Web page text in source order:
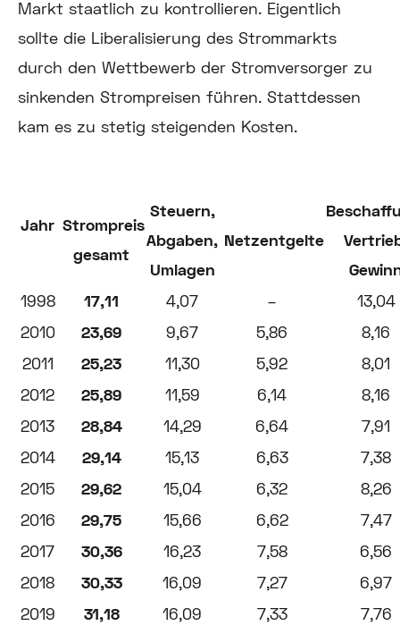
Markt staatlich zu kontrollieren. Eigentlich
sollte die Liberalisierung des Strommarkts
durch den Wettbewerb der Stromversorger zu
sinkenden Strompreisen führen. Stattdessen
kam es zu stetig steigenden Kosten.
Jahr Strompreis
gesamt
Steuern,
Abgaben,
Umlagen
Netzentgelte
1998
17,11 4,07 –
13,04
2010
23,69 9,67 5,86
8,16
2011
25,23 11,30 5,92
8,01
2012
25,89 11,59 6,14
8,16
2013
28,84 14,29 6,64
7,91
2014
29,14 15,13 6,63
7,38
2015
29,62 15,04 6,32
8,26
2016
29,75 15,66 6,62
7,47
2017
30,36 16,23 7,58
6,56
2018
30,33 16,09 7,27
6,97
2019
31,18 16,09 7,33
7,76